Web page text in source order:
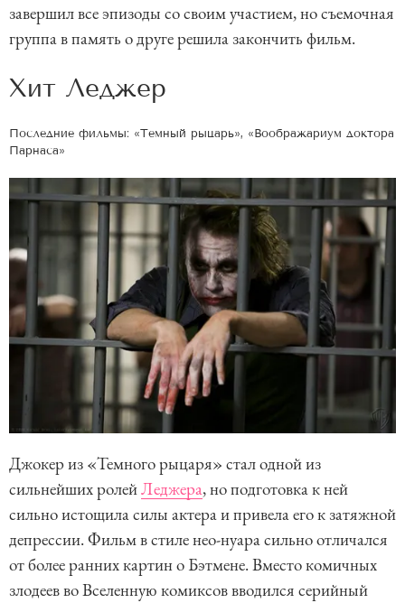
завершил все эпизоды со своим участием, но съемочная
группа в память о друге решила закончить фильм.
Хит Леджер
Последние фильмы: «Темный рыцарь», «Воображариум доктора
Парнаса»
Джокер из «Темного рыцаря» стал одной из
сильнейших ролейЛеджера, но подготовка к ней
сильно истощила силы актера и привела его к затяжной
депрессии. Фильм в стиле нео-нуара сильно отличался
от более ранних картин о Бэтмене. Вместо комичных
злодеев во Вселенную комиксов вводился серийный